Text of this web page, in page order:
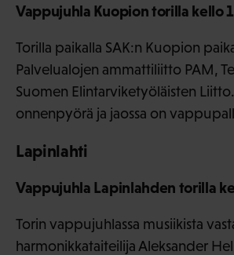
Vappujuhla Kuopion torilla kello
Torilla paikalla SAK:n Kuopion
Palvelualojen ammattiliitto PAM,
Suomen Elintarviketyöläisten
onnenpyörä ja jaossa on
Lapinlahti
Vappujuhla Lapinlahden torilla
Torin vappujuhlassa musiikista
harmonikkataiteilija Aleksander